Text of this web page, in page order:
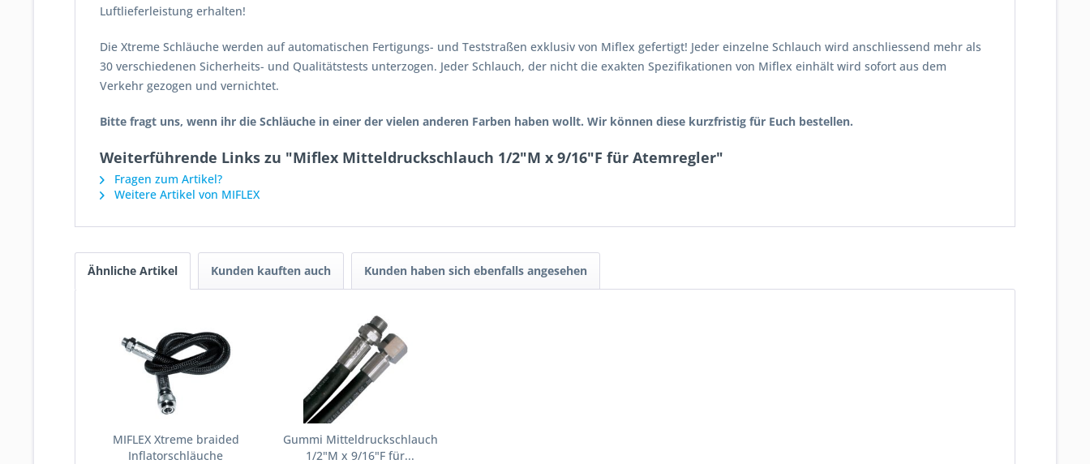
Luftlieferleistung erhalten!
Die Xtreme Schläuche werden auf automatischen Fertigungs- und Teststraßen exklusiv von Miflex gefertigt! Jeder einzelne Schlauch wird anschliessend mehr als
30 verschiedenen Sicherheits- und Qualitätstests unterzogen. Jeder Schlauch, der nicht die exakten Spezifikationen von Miflex einhält wird sofort aus dem
Verkehr gezogen und vernichtet.
Bitte fragt uns, wenn ihr die Schläuche in einer der vielen anderen Farben haben wollt. Wir können diese kurzfristig für Euch bestellen.
Weiterführende Links zu "Miflex Mitteldruckschlauch 1/2"M x 9/16"F für Atemregler"
Fragen zum Artikel?
Weitere Artikel von MIFLEX
Ähnliche Artikel Kunden kauften auch Kunden haben sich ebenfalls angesehen
MIFLEX Xtreme braided
Inflatorschläuche
Gummi Mitteldruckschlauch
1/2"M x 9/16"F für...